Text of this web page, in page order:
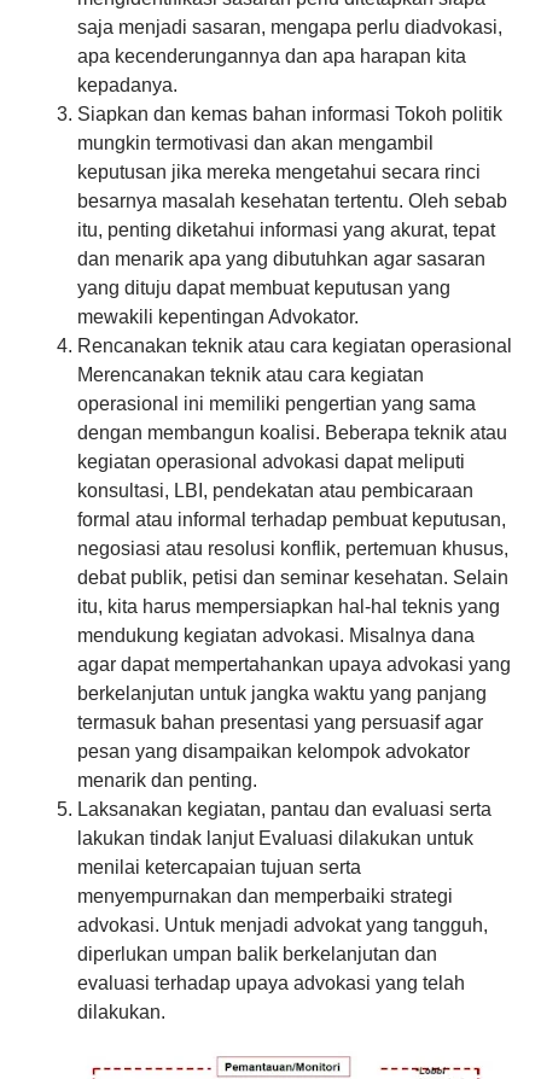
saja menjadi sasaran, mengapa perlu diadvokasi,
apa kecenderungannya dan apa harapan kita
kepadanya.
Siapkan dan kemas bahan informasi Tokoh politik
mungkin termotivasi dan akan mengambil
keputusan jika mereka mengetahui secara rinci
besarnya masalah kesehatan tertentu. Oleh sebab
itu, penting diketahui informasi yang akurat, tepat
dan menarik apa yang dibutuhkan agar sasaran
yang dituju dapat membuat keputusan yang
mewakili kepentingan Advokator.
Rencanakan teknik atau cara kegiatan operasional
Merencanakan teknik atau cara kegiatan
operasional ini memiliki pengertian yang sama
dengan membangun koalisi. Beberapa teknik atau
kegiatan operasional advokasi dapat meliputi
konsultasi, LBI, pendekatan atau pembicaraan
formal atau informal terhadap pembuat keputusan,
negosiasi atau resolusi konflik, pertemuan khusus,
debat publik, petisi dan seminar kesehatan. Selain
itu, kita harus mempersiapkan hal-hal teknis yang
mendukung kegiatan advokasi. Misalnya dana
agar dapat mempertahankan upaya advokasi yang
berkelanjutan untuk jangka waktu yang panjang
termasuk bahan presentasi yang persuasif agar
pesan yang disampaikan kelompok advokator
menarik dan penting.
Laksanakan kegiatan, pantau dan evaluasi serta
lakukan tindak lanjut Evaluasi dilakukan untuk
menilai ketercapaian tujuan serta
menyempurnakan dan memperbaiki strategi
advokasi. Untuk menjadi advokat yang tangguh,
diperlukan umpan balik berkelanjutan dan
evaluasi terhadap upaya advokasi yang telah
dilakukan.